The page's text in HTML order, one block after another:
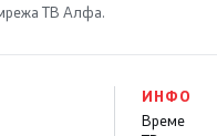
ТВ Алфа.
ИНФО
Време